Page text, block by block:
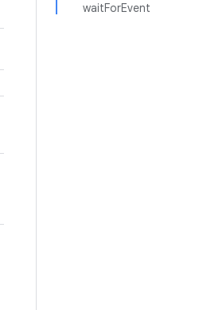
waitForEvent